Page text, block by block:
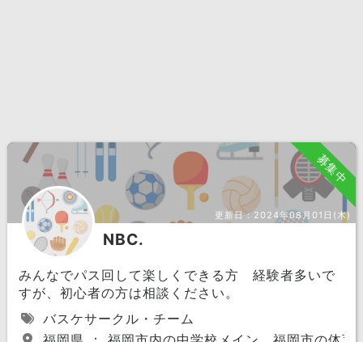
募集中
更新日：2024年08月01日(木)
NBC.
みんなでパス回して楽しくできる方 経験者多いで
すが、初心者の方は相談ください。
バスケサークル・チーム